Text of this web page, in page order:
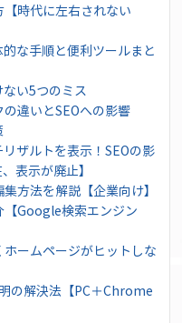
時代に左右されない
な手順と便利ツールまと
い5つのミス
違いとSEOへの影響
ザルトを表示！SEOの影
表示が廃止】
方法を解説【企業向け】
【Google検索エンジン
ームページがヒットしな
の解決法【PC＋Chrome